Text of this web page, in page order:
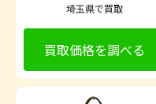
埼玉県で買取
買取価格を調べる